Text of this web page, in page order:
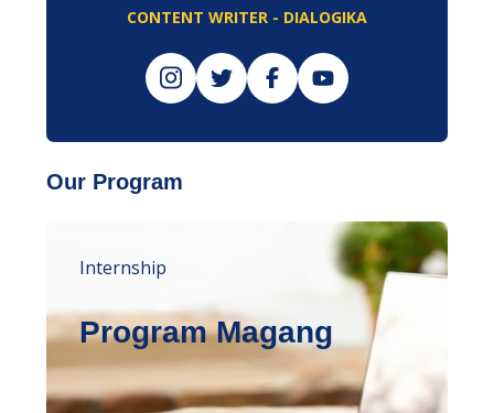
CONTENT WRITER - DIALOGIKA
Our Program
Internship
Program Magang